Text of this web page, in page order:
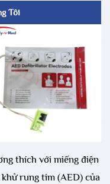
Tôi
thích với miếng điện
rung tim (AED) của